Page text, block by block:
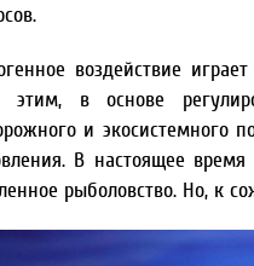
воздействие
этим, в основе
и экосистемного
В настоящее
рыболовство. Но, к